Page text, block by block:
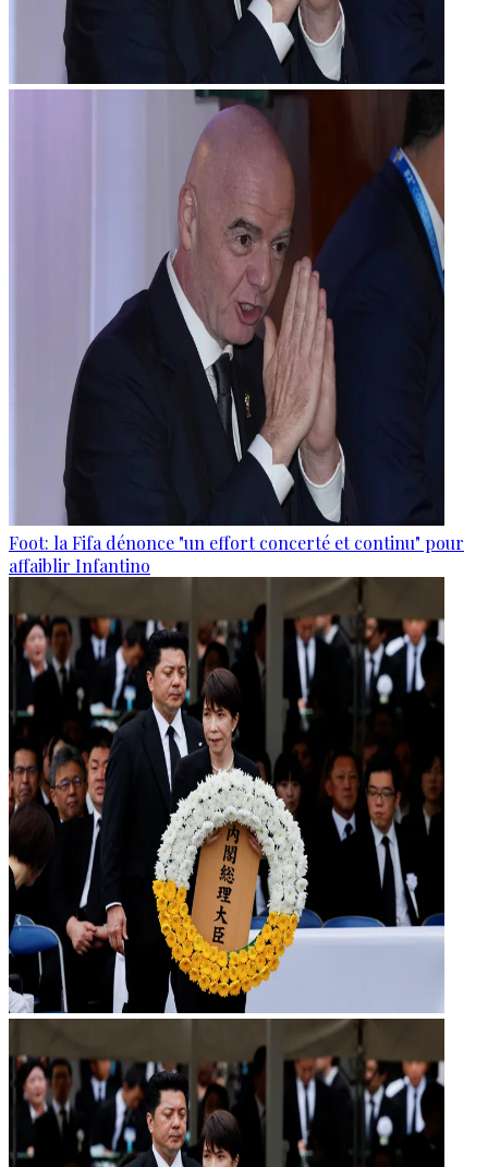
Foot: la Fifa dénonce "un effort concerté et continu" pour
affaiblir Infantino